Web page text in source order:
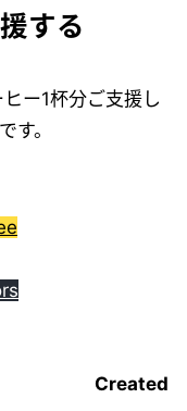
する
ー1杯分ご支援し
す。
Created